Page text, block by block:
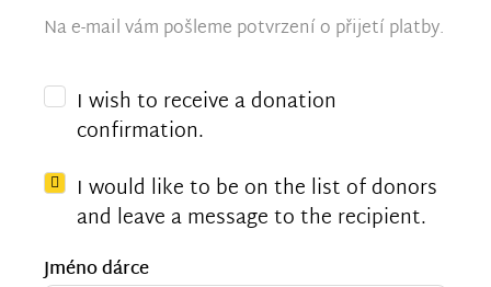
Na e-mail vám pošleme potvrzení o přijetí platby.
I wish to receive a donation
confirmation.
I would like to be on the list of donors
and leave a message to the recipient.
Jméno dárce